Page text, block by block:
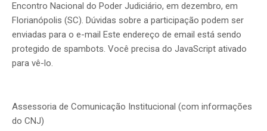
Encontro Nacional do Poder Judiciário, em dezembro, em
Florianópolis (SC). Dúvidas sobre a participação podem ser
enviadas para o e-mail Este endereço de email está sendo
protegido de spambots. Você precisa do JavaScript ativado
para vê-lo.
Assessoria de Comunicação Institucional (com informações
do CNJ)